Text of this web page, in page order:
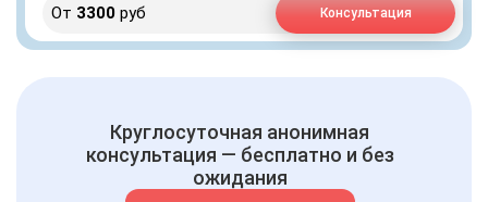
От 3300 руб Консультация
Круглосуточная анонимная
консультация — бесплатно и без
ожидания